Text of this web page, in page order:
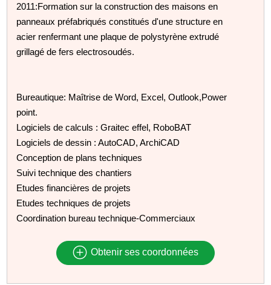
2011:Formation sur la construction des maisons en
panneaux préfabriqués constitués d'une structure en
acier renfermant une plaque de polystyrène extrudé
grillagé de fers electrosoudés.
Bureautique: Maîtrise de Word, Excel, Outlook,Power
point.
Logiciels de calculs : Graitec effel, RoboBAT
Logiciels de dessin : AutoCAD, ArchiCAD
Conception de plans techniques
Suivi technique des chantiers
Etudes financières de projets
Etudes techniques de projets
Coordination bureau technique-Commerciaux
Obtenir ses coordonnées